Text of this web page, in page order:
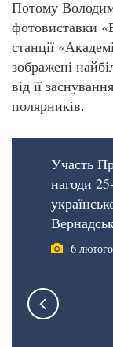
Потому
фотовиставки
станції
зображені
від її
полярників.
Участь
нагоди
6